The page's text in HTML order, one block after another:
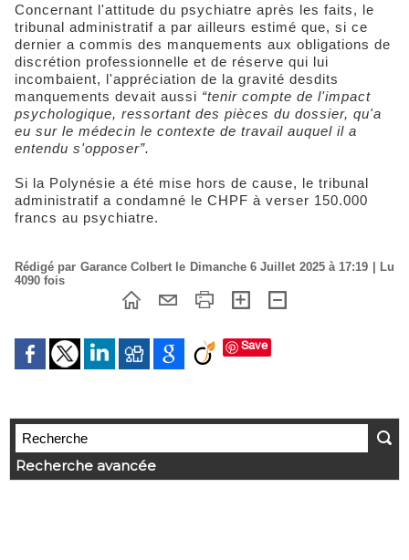
Concernant l'attitude du psychiatre après les faits, le
tribunal administratif a par ailleurs estimé que, si ce
dernier a commis des manquements aux obligations de
discrétion professionnelle et de réserve qui lui
incombaient, l'appréciation de la gravité desdits
manquements devait aussi “tenir compte de l'impact
psychologique, ressortant des pièces du dossier, qu'a
eu sur le médecin le contexte de travail auquel il a
entendu s'opposer”.
Si la Polynésie a été mise hors de cause, le tribunal
administratif a condamné le CHPF à verser 150.000
francs au psychiatre.
Rédigé par Garance Colbert le Dimanche 6 Juillet 2025 à 17:19 | Lu
4090 fois
Save
Recherche avancée